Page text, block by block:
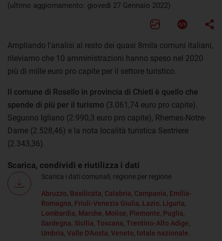
(ultimo aggiornamento: giovedì 27 Gennaio 2022)
Ampliando l'analisi al resto dei quasi 8mila comuni italiani,
rileviamo che 10 amministrazioni hanno speso nel 2020
più di mille euro pro capite per il settore turistico.
Il comune di Rosello in provincia di Chieti è quello che
spende di più per il turismo (3.061,74 euro pro capite).
Seguono Igliano (2.990,3 euro pro capite), Rhemes-Notre-
Dame (2.528,46) e la nota località turistica Sestriere
(2.343,36).
Scarica, condividi e riutilizza i dati
Scarica i dati comunali, regione per regione
Abruzzo Basilicata Calabria, Campania Emilia-
Romagna Friuli-Venezia Giulia Lazio Liguria
Lombardia Marche Molise Piemonte Puglia
Sardegna Sicilia Toscana Trentino-Alto Adige
Umbria Valle D'Aosta Veneto totale nazionale